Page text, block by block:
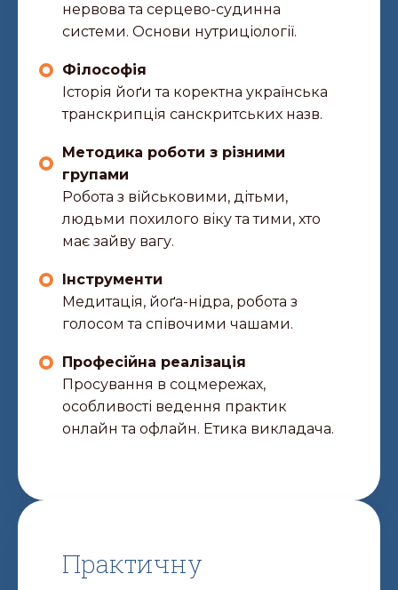
нервова та серцево-судинна
системи. Основи нутриціології.
Філософія
Історія йоґи та коректна українська
транскрипція санскритських назв.
Методика роботи з різними
групами
Робота з військовими, дітьми,
людьми похилого віку та тими, хто
має зайву вагу.
Інструменти
Медитація, йоґа-нідра, робота з
голосом та співочими чашами.
Професійна реалізація
Просування в соцмережах,
особливості ведення практик
онлайн та офлайн. Етика викладача.
Практичну